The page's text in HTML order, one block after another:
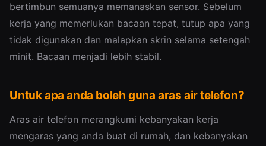
bertimbun semuanya memanaskan sensor. Sebelum
kerja yang memerlukan bacaan tepat, tutup apa yang
tidak digunakan dan malapkan skrin selama setengah
minit. Bacaan menjadi lebih stabil.
Untuk apa anda boleh guna aras air telefon?
Aras air telefon merangkumi kebanyakan kerja
mengaras yang anda buat di rumah, dan kebanyakan